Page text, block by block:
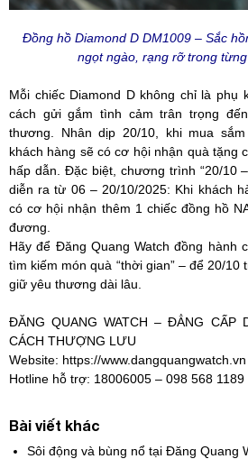
Đồng hồ Diamond D DM1009 – Sắc
ngọt ngào, rạng rỡ trong từng
Mỗi chiếc Diamond D không chỉ là phụ
cách gửi gắm tình cảm trân trọng
thương. Nhân dịp 20/10, khi mua
khách hàng sẽ có cơ hội nhận quà tặng
hấp dẫn. Đặc biệt, chương trình “20/10
diễn ra từ 06 – 20/10/2025: Khi khách
có cơ hội nhận thêm 1 chiếc đồng hồ
đương.
Hãy để Đăng Quang Watch đồng hành
tìm kiếm món quà “thời gian” – để 20/10
giữ yêu thương dài lâu.
ĐĂNG QUANG WATCH – ĐẲNG CẤP
CÁCH THƯỢNG LƯU
Website: https://www.dangquangwatch.vn
Hotline hỗ trợ: 18006005 – 098 568 1189
Bài viết khác
Sôi động và bùng nổ tại Đăng Quang